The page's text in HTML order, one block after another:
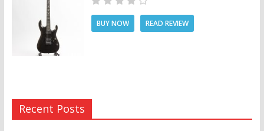
BUY NOW READ REVIEW
Recent Posts